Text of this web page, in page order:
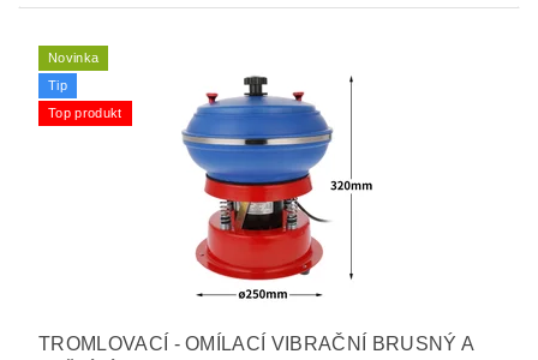
Novinka
Tip
Top produkt
TROMLOVACÍ - OMÍLACÍ VIBRAČNÍ BRUSNÝ A